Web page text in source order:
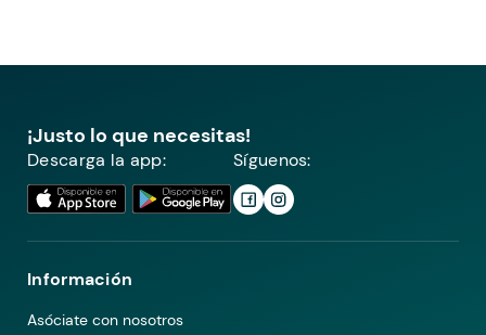
¡Justo lo que necesitas!
Descarga la app: Síguenos:
Información
Asóciate con nosotros